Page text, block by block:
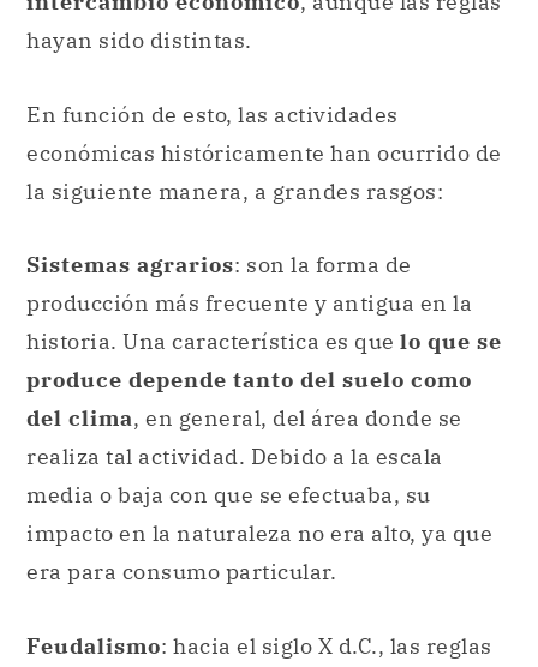
hayan sido distintas.
En función de esto, las actividades
económicas históricamente han ocurrido de
la siguiente manera, a grandes rasgos:
Sistemas agrarios: son la forma de
producción más frecuente y antigua en la
historia. Una característica es que lo que se
produce depende tanto del suelo como
del clima, en general, del área donde se
realiza tal actividad. Debido a la escala
media o baja con que se efectuaba, su
impacto en la naturaleza no era alto, ya que
era para consumo particular.
Feudalismo: hacia el siglo X d.C., las reglas